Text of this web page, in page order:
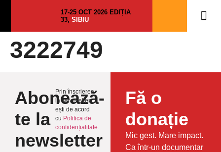
17-25 OCT 2026 EDIȚIA
33, SIBIU
3222749
Abonează-
te la
newsletter
Prin înscrierea
la Newsletter
ești de acord
cu Politica de
confidențialitate.
Fă o
donație
Mic gest. Mare impact.
Ca într-un documentar